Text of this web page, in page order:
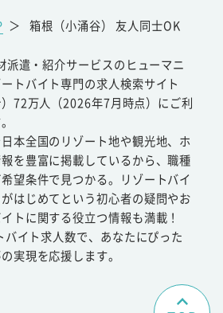
＞ 箱根（小涌谷） 友人同士OK
派遣・紹介サービスのヒューマニ
トバイト専門の求人検索サイト
72万人（2026年7月時点）にご利
本全国のリゾート地や観光地、ホ
を豊富に掲載しているから、職種
望条件で見つかる。リゾートバイ
はじめてという初心者の疑問やお
トに関する役立つ情報も満載！
イト求人数で、あなたにぴった
実現を応援します。